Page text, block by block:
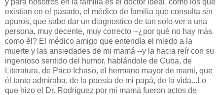
existian en el pasado, el médico de familia que consulta sin
apuros, que sabe dar un diagnostico de tan solo ver a una
persona, muy decente, muy correcto --¿por qué no hay más
como él? El médico amigo que entendía el miedo a la
muerte y las ansiedades de mi mamá --y la hacia reír con su
ingenioso sentido del humor, hablándole de Cuba, de
Literatura, de Paco Ichaso, el hermano mayor de mami, que
él tanto admiraba, de la poesía de mi papá, de la vida...Lo
que hizo el Dr. Rodríguez por mi mamá fueron actos de